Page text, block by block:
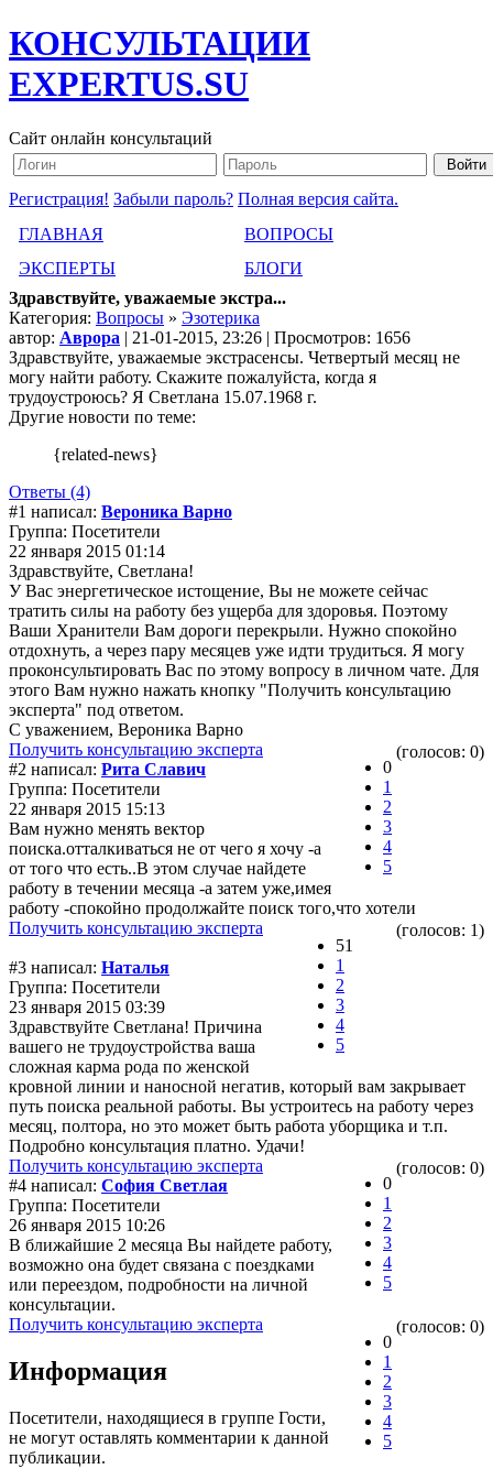
КОНСУЛЬТАЦИИ
EXPERTUS.SU
Сайт онлайн консультаций
Регистрация! Забыли пароль? Полная версия сайта.
ГЛАВНАЯ
ВОПРОСЫ
ЭКСПЕРТЫ
БЛОГИ
Здравствуйте, уважаемые экстра...
Категория: Вопросы » Эзотерика
автор: Аврора | 21-01-2015, 23:26 | Просмотров: 1656
Здравствуйте, уважаемые экстрасенсы. Четвертый месяц не
могу найти работу. Скажите пожалуйста, когда я
трудоустроюсь? Я Светлана 15.07.1968 г.
Другие новости по теме:
{related-news}
Ответы (4)
#1 написал: Вероника Варно
Группа: Посетители
22 января 2015 01:14
Здравствуйте, Светлана!
У Вас энергетическое истощение, Вы не можете сейчас
тратить силы на работу без ущерба для здоровья. Поэтому
Ваши Хранители Вам дороги перекрыли. Нужно спокойно
отдохнуть, а через пару месяцев уже идти трудиться. Я могу
проконсультировать Вас по этому вопросу в личном чате. Для
этого Вам нужно нажать кнопку "Получить консультацию
эксперта" под ответом.
С уважением, Вероника Варно
Получить консультацию эксперта
0
1
2
3
4
5
(голосов: 0)
#2 написал: Рита Славич
Группа: Посетители
22 января 2015 15:13
Вам нужно менять вектор
поиска.отталкиваться не от чего я хочу -а
от того что есть..В этом случае найдете
работу в течении месяца -а затем уже,имея
работу -спокойно продолжайте поиск того,что хотели
Получить консультацию эксперта
51
1
2
3
4
5
(голосов: 1)
#3 написал: Наталья
Группа: Посетители
23 января 2015 03:39
Здравствуйте Светлана! Причина
вашего не трудоустройства ваша
сложная карма рода по женской
кровной линии и наносной негатив, который вам закрывает
путь поиска реальной работы. Вы устроитесь на работу через
месяц, полтора, но это может быть работа уборщика и т.п.
Подробно консультация платно. Удачи!
Получить консультацию эксперта
0
1
2
3
4
5
(голосов: 0)
#4 написал: София Светлая
Группа: Посетители
26 января 2015 10:26
В ближайшие 2 месяца Вы найдете работу,
возможно она будет связана с поездками
или переездом, подробности на личной
консультации.
Получить консультацию эксперта
0
1
2
3
4
5
(голосов: 0)
Информация
Посетители, находящиеся в группе Гости,
не могут оставлять комментарии к данной
публикации.